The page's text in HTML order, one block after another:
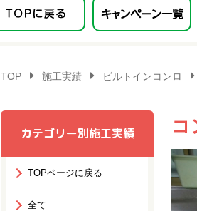
TOP 施工実績 ビルトインコンロ
カテゴリー別施工実績
TOPページに戻る
全て